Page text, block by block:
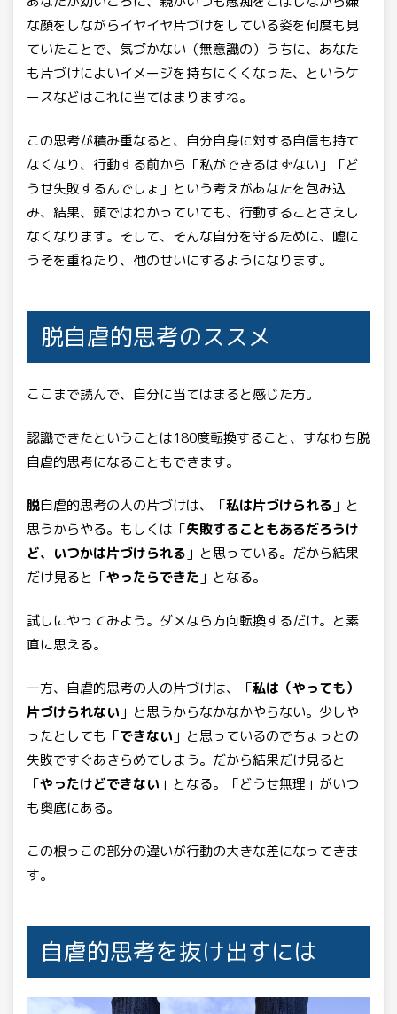
な顔をしながらイヤイヤ片づけをしている姿を何度も見
ていたことで、気づかない（無意識の）うちに、あなた
も片づけによいイメージを持ちにくくなった、というケ
ースなどはこれに当てはまりますね。
この思考が積み重なると、自分自身に対する自信も持て
なくなり、行動する前から「私ができるはずない」「ど
うせ失敗するんでしょ」という考えがあなたを包み込
み、結果、頭ではわかっていても、行動することさえし
なくなります。そして、そんな自分を守るために、嘘に
うそを重ねたり、他のせいにするようになります。
脱自虐的思考のススメ
ここまで読んで、自分に当てはまると感じた方。
認識できたということは180度転換すること、すなわち脱
自虐的思考になることもできます。
脱自虐的思考の人の片づけは、「私は片づけられる 」と
思うからやる。もしくは「失敗することもあるだろうけ
ど、いつかは片づけられる 」と思っている。だから結果
だけ見ると「やったらできた 」となる。
試しにやってみよう。ダメなら方向転換するだけ。と素
直に思える。
一方、自虐的思考の人の片づけは、「私は（やっても）
片づけられない 」と思うからなかなかやらない。少しや
ったとしても「できない 」と思っているのでちょっとの
失敗ですぐあきらめてしまう。だから結果だけ見ると
「やったけどできない 」となる。「どうせ無理」がいつ
も奥底にある。
この根っこの部分の違いが行動の大きな差になってきま
す。
自虐的思考を抜け出すには